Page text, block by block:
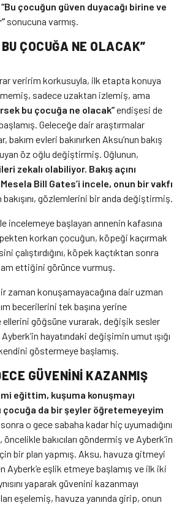
“Bu çocuğun güven duyacağı birine ve
sonucuna varmış.
ÇOCUĞA NE OLACAK”
veririm korkusuyla, ilk etapta konuya
sadece uzaktan izlemiş, ama
bu çocuğa ne olacak”endişesi de
Geleceğe dair araştırmalar
bakım evleri bakınırken Aksu’nun bakış
öz oğlu değiştirmiş. Oğlunun,
zekalı olabiliyor. Bakış açını
Bill Gates’i incele, onun bir vakfı
bakışını, gözlemlerini bir anda değiştirmiş.
incelemeye başlayan annenin kafasına
korkan çocuğun, köpeği kaçırmak
çalıştırdığını, köpek kaçtıktan sonra
ettiğini görünce vurmuş.
zaman konuşamayacağına dair uzman
becerilerini tek başına yerine
göğsüne vurarak, değişik sesler
hayatındaki değişimin umut ışığı
göstermeye başlamış.
GÜVENİNİ KAZANMIŞ
eğittim, kuşuma konuşmayı
da bir şeyler öğretemeyeyim
o gece sabaha kadar hiç uyumadığını
bakıcıları göndermiş ve Ayberk’in
bir plan yapmış. Aksu, havuza gitmeyi
Ayberk’e eşlik etmeye başlamış ve ilk iki
yaparak güvenini kazanmayı
eşelemiş, havuza yanında girip, onun